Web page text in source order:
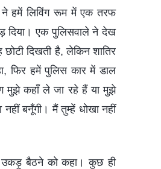
हमें लिविंग रूम में एक तरफ
दिया। एक पुलिसवाले ने देख
दिखती है, लेकिन शातिर
फिर हमें पुलिस कार में डाल
मुझे कहाँ ले जा रहे हैं या मुझे
बनूँगी। मैं तुम्हें धोखा नहीं
उकड़ू बैठने को कहा। कुछ ही